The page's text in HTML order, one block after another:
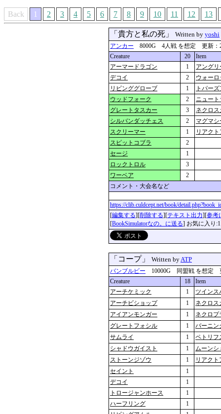
Back 1 2 3 4 5 6 7 8 9 10 11 12 13
「貴方と私の死」 Written by yoshi
アンカー 8000G 4人戦 を想定 更新：
Creature
20
Item
アーマードラゴン
1
アング
デコイ
2
ウォー
リビンググローブ
1
トパー
ウッドフォーク
2
ニュー
グレートタスカー
3
ネクロ
シルバンダッチェス
2
マグマ
スクリーマー
1
リアク
スピットコブラ
2
セージ
1
ロックトロル
3
ワーベア
2
コメント・大会名など
https://clib.culdcept.net/book/
[編集する][削除する][テキスト出力][参考
[BookSimulatorなの。に送る] お気に入り:1
「コープ」 Written byATP
バンブルビー 10000G 同盟戦 を想定 更
Creature
18
Item
アーチケミック
1
ツインス
アーチビショップ
1
ネクロス
アイアンモンガー
1
ネクロプ
グレートフォシル
1
バーニン
サムライ
1
ペトリフ
シャドウガイスト
1
ムーンシ
ストーンジゾウ
1
リアクト
セイント
1
デコイ
1
トロージャンホース
1
ハーフリング
1